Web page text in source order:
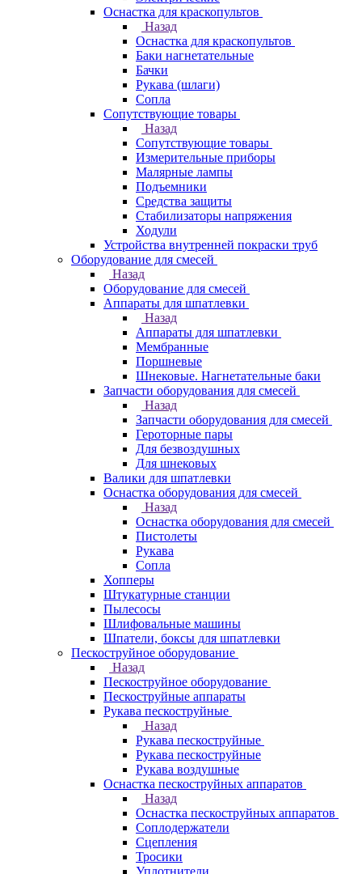
Оснастка для краскопультов
Назад
Оснастка для краскопультов
Баки нагнетательные
Бачки
Рукава (шлаги)
Сопла
Сопутствующие товары
Назад
Сопутствующие товары
Измерительные приборы
Малярные лампы
Подъемники
Средства защиты
Стабилизаторы напряжения
Ходули
Устройства внутренней покраски труб
Оборудование для смесей
Назад
Оборудование для смесей
Аппараты для шпатлевки
Назад
Аппараты для шпатлевки
Мембранные
Поршневые
Шнековые. Нагнетательные баки
Запчасти оборудования для смесей
Назад
Запчасти оборудования для смесей
Героторные пары
Для безвоздушных
Для шнековых
Валики для шпатлевки
Оснастка оборудования для смесей
Назад
Оснастка оборудования для смесей
Пистолеты
Рукава
Сопла
Хопперы
Штукатурные станции
Пылесосы
Шлифовальные машины
Шпатели, боксы для шпатлевки
Пескоструйное оборудование
Назад
Пескоструйное оборудование
Пескоструйные аппараты
Рукава пескоструйные
Назад
Рукава пескоструйные
Рукава пескоструйные
Рукава воздушные
Оснастка пескоструйных аппаратов
Назад
Оснастка пескоструйных аппаратов
Соплодержатели
Сцепления
Тросики
Уплотнители